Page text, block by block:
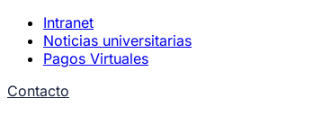
Intranet
Noticias universitarias
Pagos Virtuales
Contacto